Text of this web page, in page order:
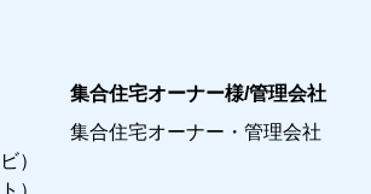
）
）
集合住宅オーナー様/管理会社
集合住宅オーナー・管理会社